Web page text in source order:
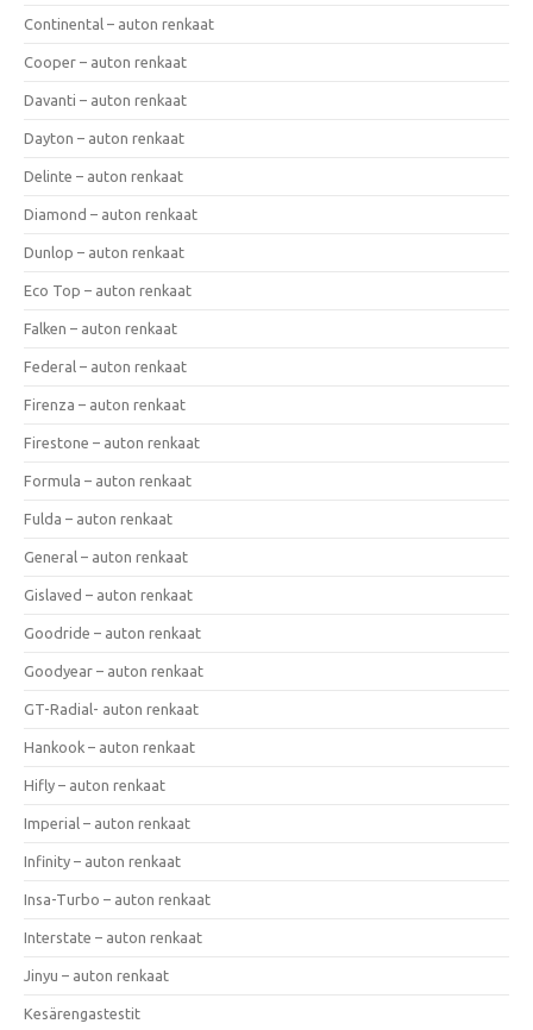
Continental – auton renkaat
Cooper – auton renkaat
Davanti – auton renkaat
Dayton – auton renkaat
Delinte – auton renkaat
Diamond – auton renkaat
Dunlop – auton renkaat
Eco Top – auton renkaat
Falken – auton renkaat
Federal – auton renkaat
Firenza – auton renkaat
Firestone – auton renkaat
Formula – auton renkaat
Fulda – auton renkaat
General – auton renkaat
Gislaved – auton renkaat
Goodride – auton renkaat
Goodyear – auton renkaat
GT-Radial- auton renkaat
Hankook – auton renkaat
Hifly – auton renkaat
Imperial – auton renkaat
Infinity – auton renkaat
Insa-Turbo – auton renkaat
Interstate – auton renkaat
Jinyu – auton renkaat
Kesärengastestit